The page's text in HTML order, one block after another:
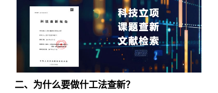
二、为什么要做什工法查新？